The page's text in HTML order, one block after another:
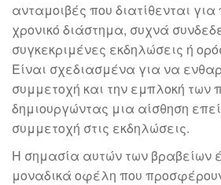
ανταμοιβές που διατίθενται
χρονικό διάστημα, συχνά
συγκεκριμένες εκδηλώσεις ή
Είναι σχεδιασμένα για να
συμμετοχή και την εμπλοκή των
δημιουργώντας μια αίσθηση
συμμετοχή στις εκδηλώσεις.
Η σημασία αυτών των βραβείων
μοναδικά οφέλη που